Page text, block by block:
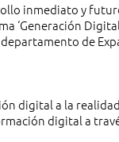
inmediato y
‘Generación
de
digital a la
digital a